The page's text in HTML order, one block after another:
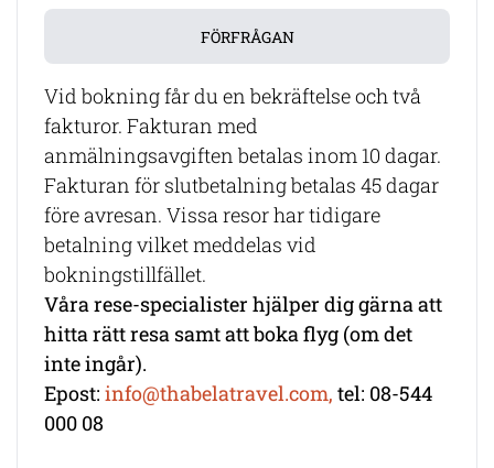
FÖRFRÅGAN
Vid bokning får du en bekräftelse och två
fakturor. Fakturan med
anmälningsavgiften betalas inom 10 dagar.
Fakturan för slutbetalning betalas 45 dagar
före avresan. Vissa resor har tidigare
betalning vilket meddelas vid
bokningstillfället.
Våra rese-specialister hjälper dig gärna att
hitta rätt resa samt att boka flyg (om det
inte ingår).
Epost: info@thabelatravel.com, tel: 08-544
000 08